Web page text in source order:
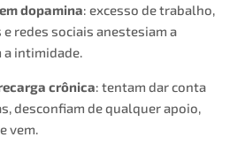
dopamina: excesso de trabalho,
redes sociais anestesiam a
a intimidade.
crônica: tentam dar conta
desconfiam de qualquer apoio,
vem.